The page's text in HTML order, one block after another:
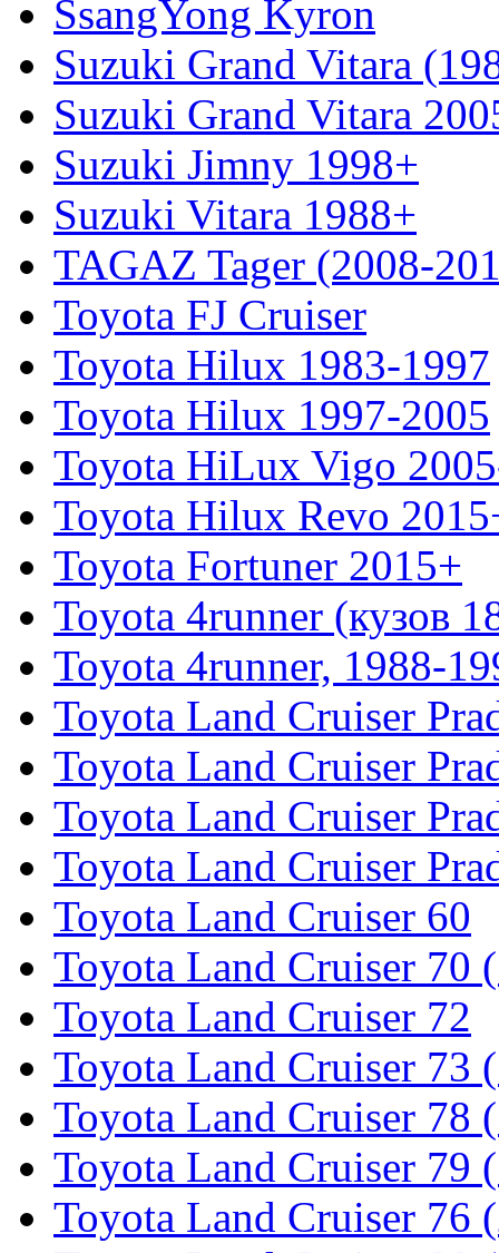
SsangYong Kyron
Suzuki Grand Vitara
Suzuki Grand Vitara
Suzuki Jimny 1998+
Suzuki Vitara 1988+
TAGAZ Tager (2008-
Toyota FJ Cruiser
Toyota Hilux 1983-1997
Toyota Hilux 1997-2005
Toyota HiLux Vigo
Toyota Hilux Revo
Toyota Fortuner 2015+
Toyota 4runner (кузов
Toyota 4runner, 1988-
Toyota Land Cruiser
Toyota Land Cruiser
Toyota Land Cruiser
Toyota Land Cruiser
Toyota Land Cruiser 60
Toyota Land Cruiser 70
Toyota Land Cruiser 72
Toyota Land Cruiser 73
Toyota Land Cruiser 78
Toyota Land Cruiser 79
Toyota Land Cruiser 76